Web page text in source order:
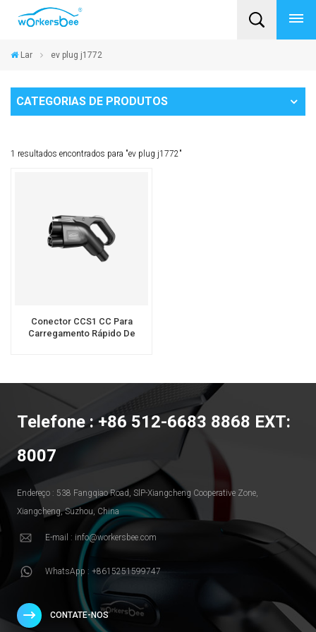
Lar ev plug j1772
CATEGORIAS DE PRODUTOS
1 resultados encontrados para "ev plug j1772"
Conector CCS1 CC Para
Carregamento Rápido De
Telefone : +86 512-6683 8868 EXT:
8007
Endereço : 538 Fangqiao Road, SlP-Xiangcheng Cooperative Zone,
Xiangcheng, Suzhou, China
E-mail : info@workersbee.com
WhatsApp : +8615251599747
CONTATE-NOS